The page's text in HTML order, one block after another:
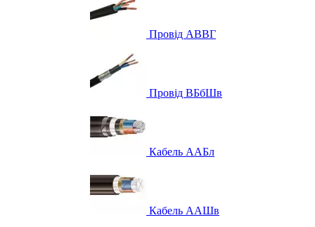
Провід АВВГ
Провід ВБбШв
Кабель ААБл
Кабель ААШв